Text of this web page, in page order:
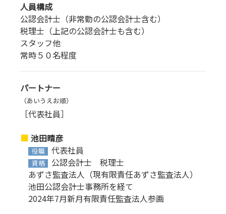
人員構成
公認会計士（非常勤の公認会計士含む）
税理士（上記の公認会計士も含む）
スタッフ他
常時５０名程度
パートナー
（あいうえお順）
［代表社員］
池田晴彦
役職 代表社員
資格
公認会計士 税理士
あずさ監査法人（現有限責任あずさ監査法人）
池田公認会計士事務所を経て
2024年7月新月有限責任監査法人参画